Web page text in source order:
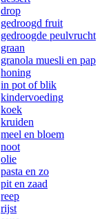
drop
gedroogd fruit
gedroogde peulvrucht
graan
granola muesli en pap
honing
in pot of blik
kindervoeding
koek
kruiden
meel en bloem
noot
olie
pasta en zo
pit en zaad
reep
rijst